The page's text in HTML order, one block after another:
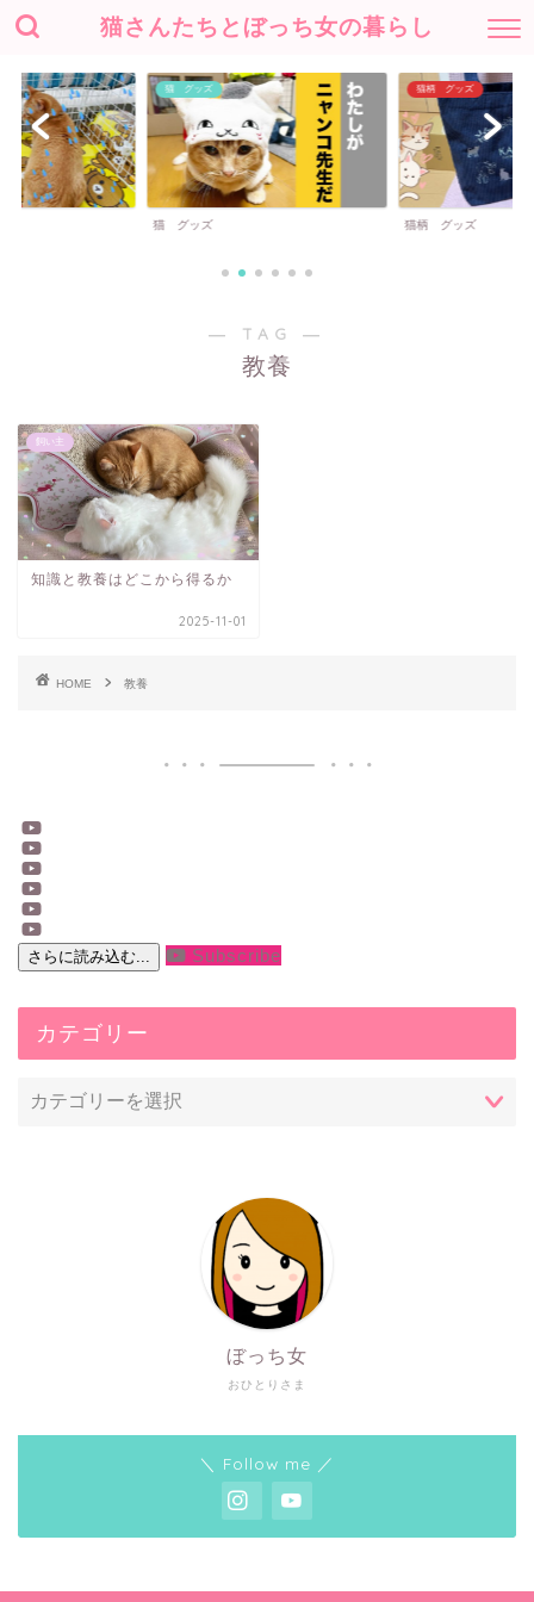
猫さんたちとぼっち女の暮らし
猫 グッズ
猫 グッズ
猫柄 グッズ
猫柄 グッズ
― TAG ―
教養
飼い主
知識と教養はどこから得るか
2025-11-01
HOME 教養
さらに読み込む... Subscribe
カテゴリー
おひとりさま
ぼっち女
＼ Follow me ／